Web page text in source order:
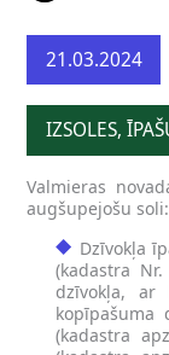
21.03.2024
IZSOLES,
Valmieras
augšupejošu soli:
Dzīvokļa
(kadastra
dzīvokļa,
kopīpašuma
(kadastra